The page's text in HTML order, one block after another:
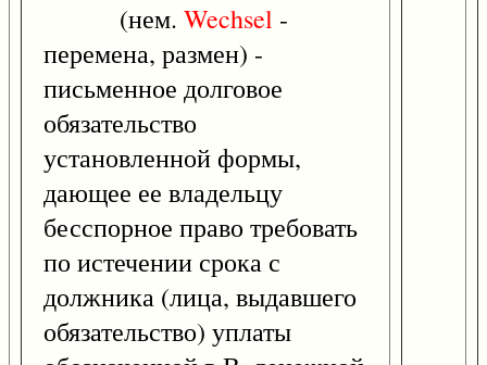
(нем. Wechsel -
перемена, размен) -
письменное долговое
обязательство
установленной формы,
дающее ее владельцу
бесспорное право требовать
по истечении срока с
должника (лица, выдавшего
обязательство) уплаты